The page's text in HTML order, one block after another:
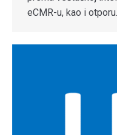
eCMR-u, kao i